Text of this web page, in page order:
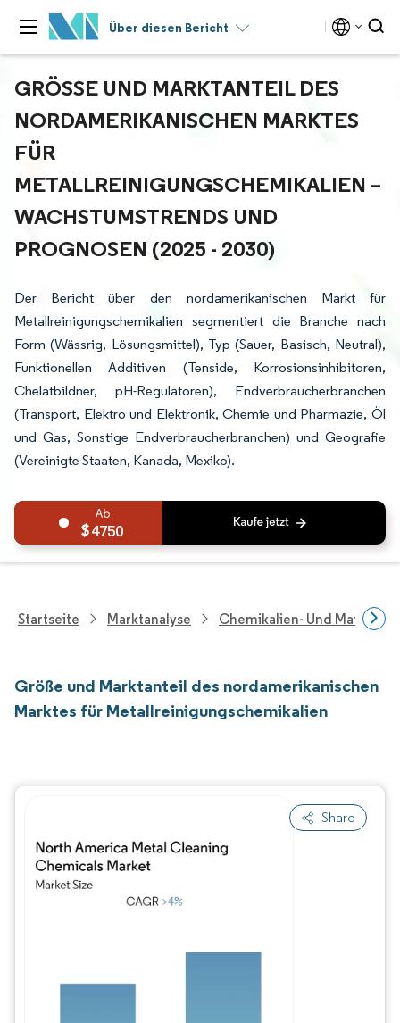
Über diesen Bericht
GRÖSSE UND MARKTANTEIL DES N
ORDAMERIKANISCHEN MARKTES F
ÜR M
ETALLREINIGUNGSCHEMIKALIEN – W
ACHSTUMSTRENDS UND P
ROGNOSEN (2025 - 2030)
Der Bericht über den nordamerikanischen Markt für
Metallreinigungschemikalien segmentiert die Branche nach
Form (Wässrig, Lösungsmittel), Typ (Sauer, Basisch, Neutral),
Funktionellen Additiven (Tenside, Korrosionsinhibitoren,
Chelatbildner, pH-Regulatoren), Endverbraucherbranchen
(Transport, Elektro und Elektronik, Chemie und Pharmazie, Öl
und Gas, Sonstige Endverbraucherbranchen) und Geografie
(Vereinigte Staaten, Kanada, Mexiko).
4750
Startseite Marktanalyse Chemikalien- Und
Größe und Marktanteil des nordamerikanischen
Marktes für Metallreinigungschemikalien
Share